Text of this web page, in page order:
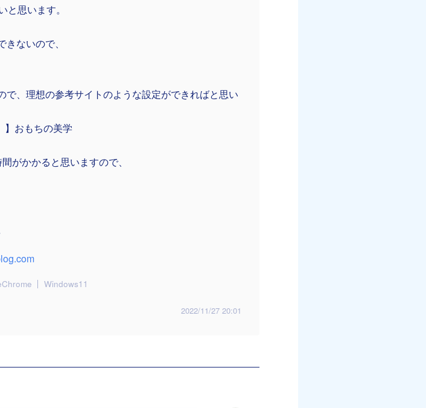
思います。
ないので、
で、理想の参考サイトのような設定ができればと思い
おもちの美学
がかかると思いますので、
Windows11
2022/11/27 20:01